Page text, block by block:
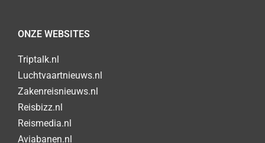
ONZE WEBSITES
Triptalk.nl
Luchtvaartnieuws.nl
Zakenreisnieuws.nl
Reisbizz.nl
Reismedia.nl
Aviabanen.nl